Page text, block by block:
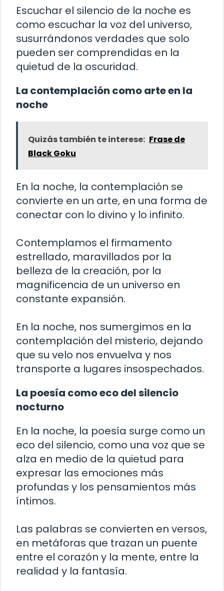
Escuchar el silencio de la noche es
como escuchar la voz del universo,
susurrándonos verdades que solo
pueden ser comprendidas en la
quietud de la oscuridad.
La contemplación como arte en la
noche
Quizás también te interese: Frase de
Black Goku
En la noche, la contemplación se
convierte en un arte, en una forma de
conectar con lo divino y lo infinito.
Contemplamos el firmamento
estrellado, maravillados por la
belleza de la creación, por la
magnificencia de un universo en
constante expansión.
En la noche, nos sumergimos en la
contemplación del misterio, dejando
que su velo nos envuelva y nos
transporte a lugares insospechados.
La poesía como eco del silencio
nocturno
En la noche, la poesía surge como un
eco del silencio, como una voz que se
alza en medio de la quietud para
expresar las emociones más
profundas y los pensamientos más
íntimos.
Las palabras se convierten en versos,
en metáforas que trazan un puente
entre el corazón y la mente, entre la
realidad y la fantasía.